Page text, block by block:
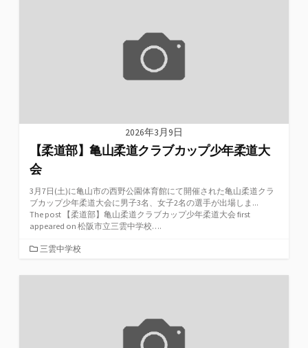
2026年3月9日
【柔道部】亀山柔道クラブカップ少年柔道大
会
3月7日(土)に亀山市の西野公園体育館にて開催された亀山柔道クラ
ブカップ少年柔道大会に男子3名、女子2名の選手が出場しま...
The post 【柔道部】亀山柔道クラブカップ少年柔道大会 first
appeared on 松阪市立三雲中学校….
カ
ゴ
三雲中学校